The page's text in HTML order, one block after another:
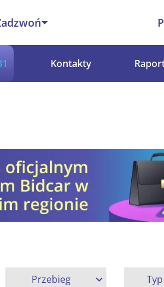
Kontakty
Przebieg